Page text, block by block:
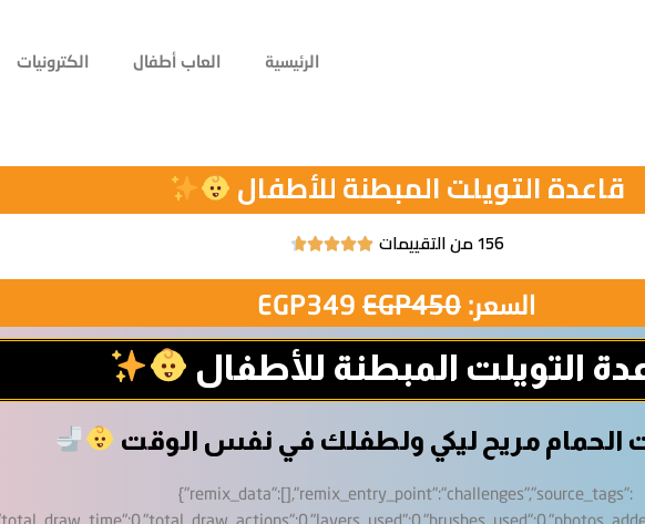
الرئيسية العاب أطفال الكترونيات
قاعدة التويلت المبطنة للأطفال
156 من التقييمات 




السعر: EGP450
EGP349
التويلت المبطنة للأطفال
الحمام مريح ليكي ولطفلك في نفس الوقت